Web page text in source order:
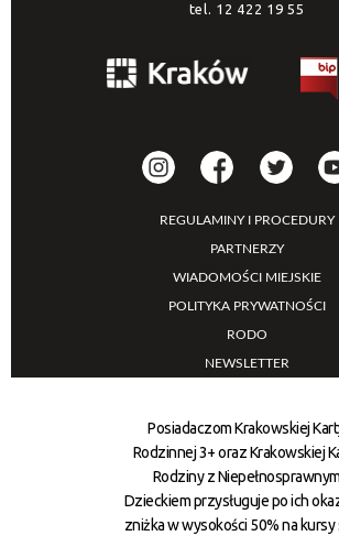
tel. 12 422 19 55
REGULAMINY I PROCEDURY
PARTNERZY
WIADOMOŚCI MIEJSKIE
POLITYKA PRYWATNOŚCI
RODO
NEWSLETTER
Posiadaczom Krakowskiej
Rodzinnej 3+ oraz Krakowskiej
Rodziny z Niepełnosprawnym
Dzieckiem przysługuje po ich
zniżka w wysokości 50% na kursy